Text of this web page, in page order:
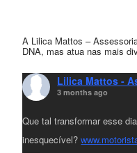
A Lilica Mattos –
DNA, mas atua nas mais
Lilica Mattos -
3 months ago
Que tal transformar esse
inesquecível?